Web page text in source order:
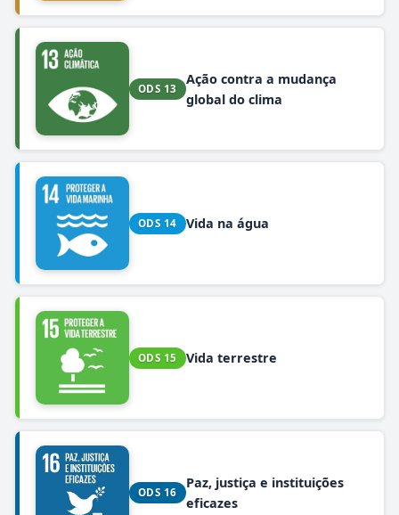
ODS 13
Ação contra a mudança
global do clima
ODS 14 Vida na água
ODS 15 Vida terrestre
ODS 16
Paz, justiça e instituições
eficazes